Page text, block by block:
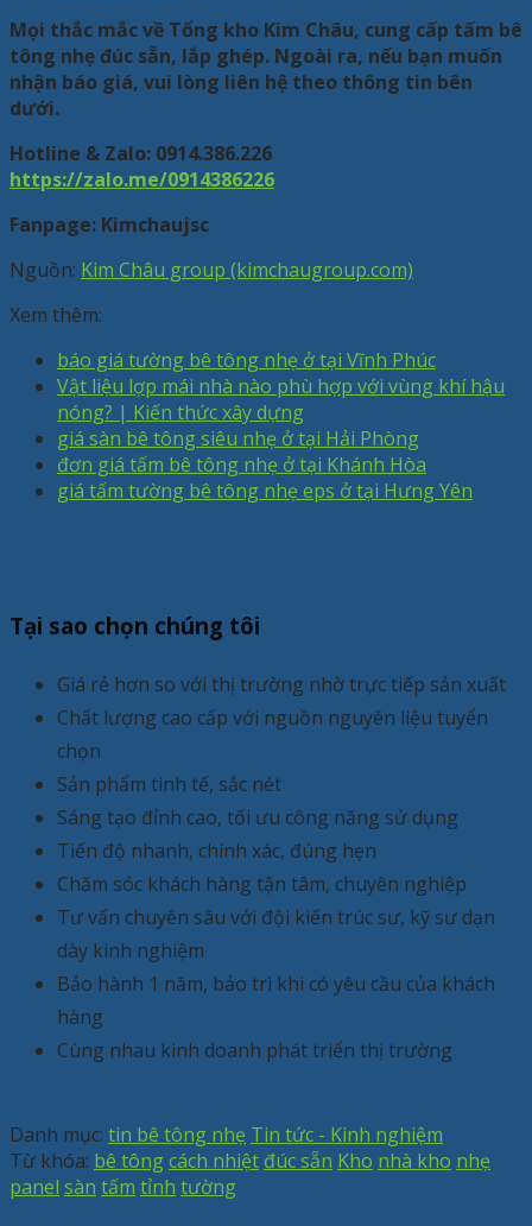
Mọi thắc mắc về Tổng kho Kim Châu, cung cấp tấm bê
tông nhẹ đúc sẵn, lắp ghép. Ngoài ra, nếu bạn muốn
nhận báo giá, vui lòng liên hệ theo thông tin bên
dưới.
Hotline & Zalo: 0914.386.226
https://zalo.me/0914386226
Fanpage: Kimchaujsc
Nguồn: Kim Châu group (kimchaugroup.com)
Xem thêm:
báo giá tường bê tông nhẹ ở tại Vĩnh Phúc
Vật liệu lợp mái nhà nào phù hợp với vùng khí hậu
nóng? | Kiến thức xây dựng
giá sàn bê tông siêu nhẹ ở tại Hải Phòng
đơn giá tấm bê tông nhẹ ở tại Khánh Hòa
giá tấm tường bê tông nhẹ eps ở tại Hưng Yên
Tại sao chọn chúng tôi
Giá rẻ hơn so với thị trường nhờ trực tiếp sản xuất
Chất lượng cao cấp với nguồn nguyên liệu tuyển
chọn
Sản phẩm tinh tế, sắc nét
Sáng tạo đỉnh cao, tối ưu công năng sử dụng
Tiến độ nhanh, chính xác, đúng hẹn
Chăm sóc khách hàng tận tâm, chuyên nghiệp
Tư vấn chuyên sâu với đội kiến trúc sư, kỹ sư dạn
dày kinh nghiệm
Bảo hành 1 năm, bảo trì khi có yêu cầu của khách
hàng
Cùng nhau kinh doanh phát triển thị trường
Danh mục: tin bê tông nhẹ Tin tức - Kinh nghiệm
Từ khóa: bê tông cách nhiệt đúc sẵn Kho nhà kho nhẹ
panel sàn tấm tỉnh tường